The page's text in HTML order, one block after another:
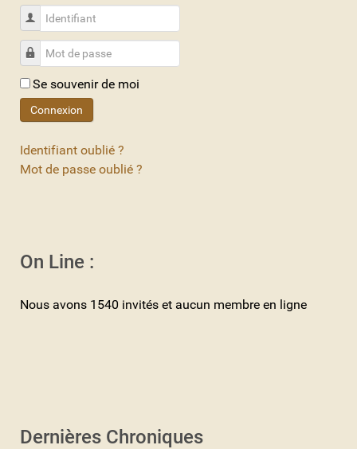
Identifiant
Mot de passe
Se souvenir de moi
Connexion
Identifiant oublié ?
Mot de passe oublié ?
On Line :
Nous avons 1540 invités et aucun membre en ligne
Dernières Chroniques